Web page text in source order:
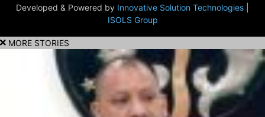
Developed & Powered by Innovative Solution Technologies
ISOLS Group
MORE STORIES